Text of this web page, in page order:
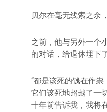
贝尔在毫无线索之余
之前，他与另外一个
的对话，给退休埋下
“都是该死的钱在作祟
它们该死地超越了一
十年前告诉我，我将